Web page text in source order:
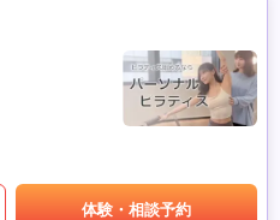
体験・相談予約